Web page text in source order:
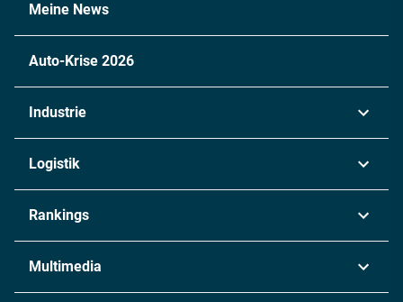
Meine News
Auto-Krise 2026
Industrie
Chemie
Metall
Energie
Logistik
Rankings
Multimedia